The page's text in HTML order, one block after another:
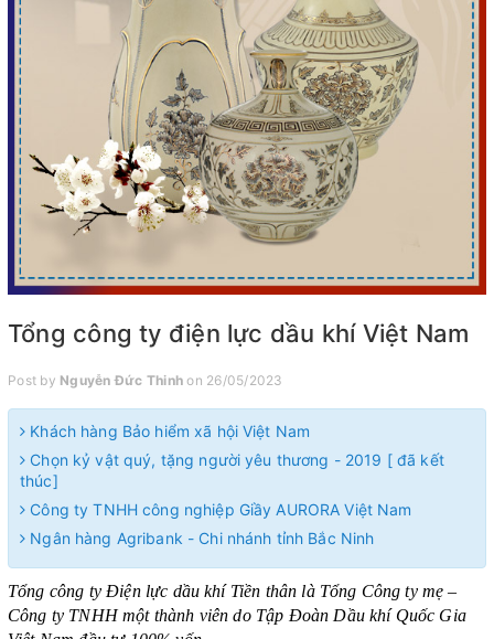
Tổng công ty điện lực dầu khí Việt Nam
Post by Nguyễn Đức Thinh on 26/05/2023
Khách hàng Bảo hiểm xã hội Việt Nam
Chọn kỷ vật quý, tặng người yêu thương - 2019 [ đã kết
thúc]
Công ty TNHH công nghiệp Giầy AURORA Việt Nam
Ngân hàng Agribank - Chi nhánh tỉnh Bắc Ninh
Tổng công ty Điện lực dầu khí Tiền thân là Tổng Công ty mẹ –
Công ty TNHH một thành viên do Tập Đoàn Dầu khí Quốc Gia